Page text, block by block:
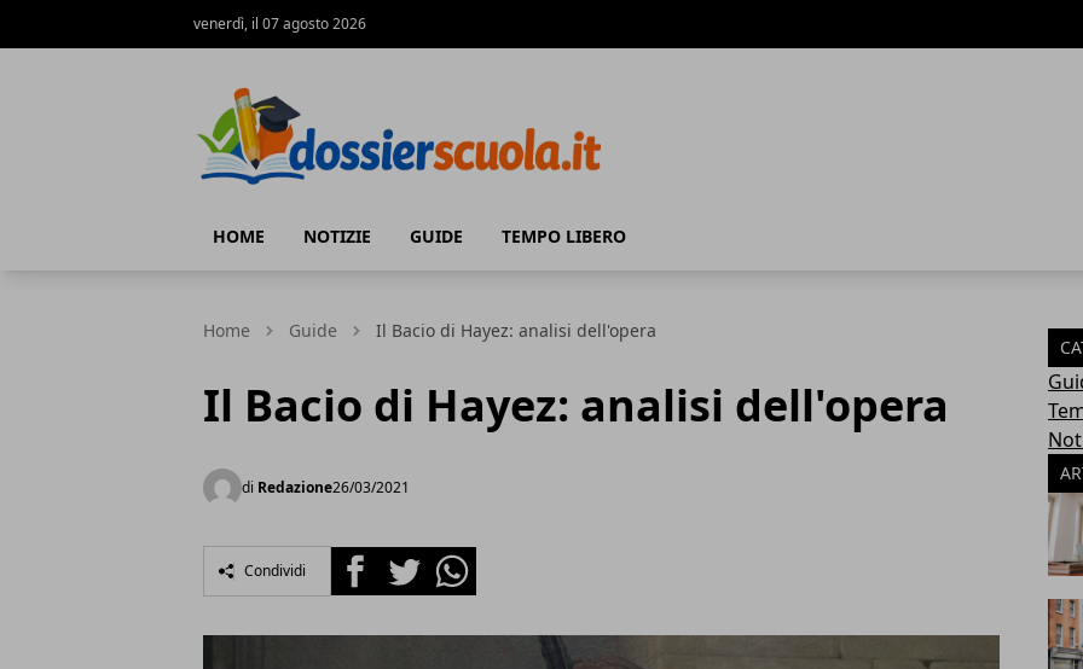
venerdì, il 07 agosto 2026
HOME NOTIZIE GUIDE TEMPO LIBERO
Home Guide Il Bacio di Hayez: analisi dell'opera
Il Bacio di Hayez: analisi dell'opera
di Redazione26/03/2021
Condividi FacebookTwitterWhatsapp